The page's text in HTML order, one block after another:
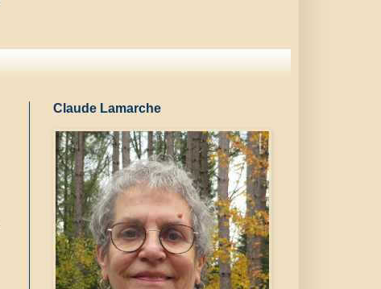
Claude Lamarche